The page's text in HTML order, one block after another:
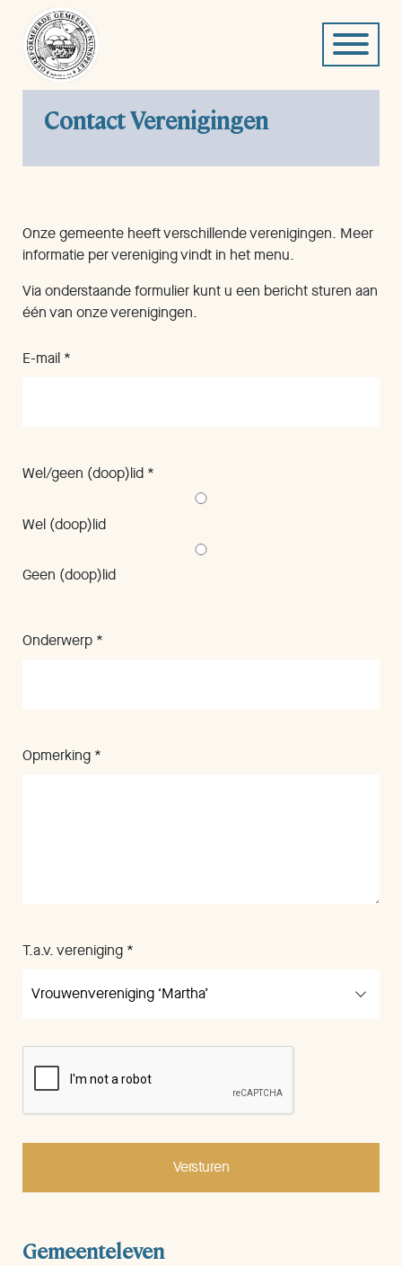
Contact Verenigingen
Gemeenteleven
Onze gemeente heeft verschillende verenigingen. Meer
informatie per vereniging vindt in het menu.
Via onderstaande formulier kunt u een bericht sturen aan
één van onze verenigingen.
E-mail *
Wel/geen (doop)lid *
Wel (doop)lid
Geen (doop)lid
Onderwerp *
Opmerking *
T.a.v. vereniging *